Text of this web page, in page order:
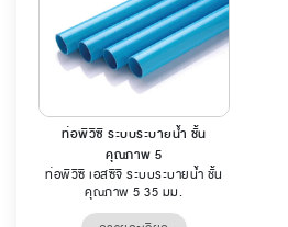
ท่อพีวีซี ระบบระบายน้ำ ชั้น
คุณภาพ 5
ท่อพีวีซี เอสซีจี ระบบระบายน้ำ ชั้น
คุณภาพ 5 35 มม.